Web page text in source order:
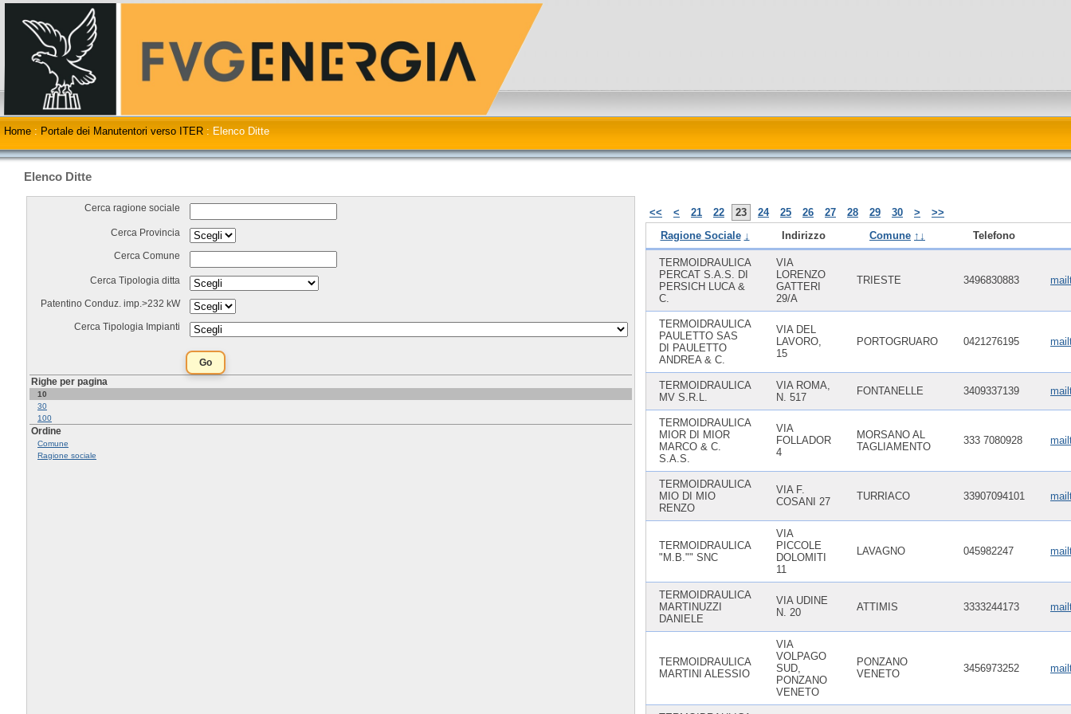
Home : Portale dei Manutentori verso ITER : Elenco Ditte
Elenco Ditte
Cerca ragione sociale
Cerca Provincia
Cerca Comune
Cerca Tipologia ditta
Patentino Conduz. imp.>232 kW
Cerca Tipologia Impianti
Righe per pagina
10
30
100
Ordine
Comune
Ragione sociale
<< < 21 22 23 24 25 26 27 28 29 30 >
>>
Ragione Sociale ↓ Indirizzo Comune ↑↓ Telefono
TERMOIDRAULICA
PERCAT S.A.S. DI
PERSICH LUCA &
C.
VIA
LORENZO
GATTERI
29/A
TRIESTE 3496830883
TERMOIDRAULICA
PAULETTO SAS
DI PAULETTO
ANDREA & C.
VIA DEL
LAVORO,
15
PORTOGRUARO 0421276195
TERMOIDRAULICA
MV S.R.L.
VIA ROMA,
N. 517
FONTANELLE 3409337139
TERMOIDRAULICA
MIOR DI MIOR
MARCO & C.
S.A.S.
VIA
FOLLADOR
4
MORSANO AL
TAGLIAMENTO
333 7080928
TERMOIDRAULICA
MIO DI MIO
RENZO
VIA F.
COSANI 27
TURRIACO 33907094101
TERMOIDRAULICA
"M.B."" SNC
VIA
PICCOLE
DOLOMITI
11
LAVAGNO 045982247
TERMOIDRAULICA
MARTINUZZI
DANIELE
VIA UDINE
N. 20
ATTIMIS 3333244173
TERMOIDRAULICA
MARTINI ALESSIO
VIA
VOLPAGO
SUD,
PONZANO
VENETO
PONZANO
VENETO
3456973252